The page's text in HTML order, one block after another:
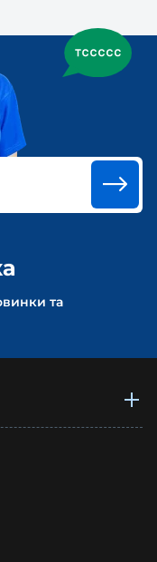
та